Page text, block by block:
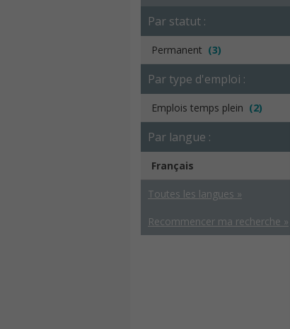
Par statut :
Permanent (3)
Par type d'emploi :
Emplois temps plein (2)
Par langue :
Français
Toutes les langues »
Recommencer ma recherche »